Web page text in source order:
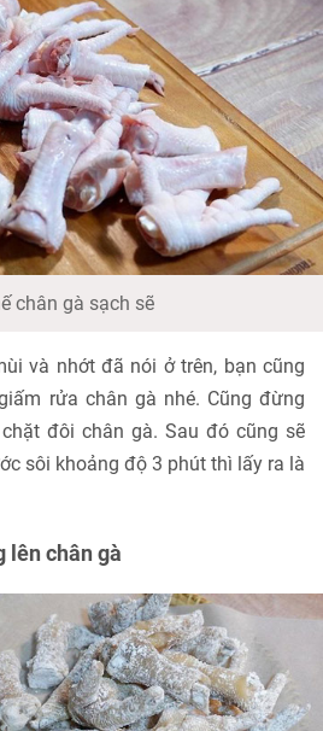
chân gà sạch sẽ
và nhớt đã nói ở trên, bạn cũng
rửa chân gà nhé. Cũng đừng
đôi chân gà. Sau đó cũng sẽ
sôi khoảng độ 3 phút thì lấy ra là
lên chân gà